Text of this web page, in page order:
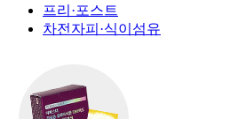
프리·포스트
차전자피·식이섬유